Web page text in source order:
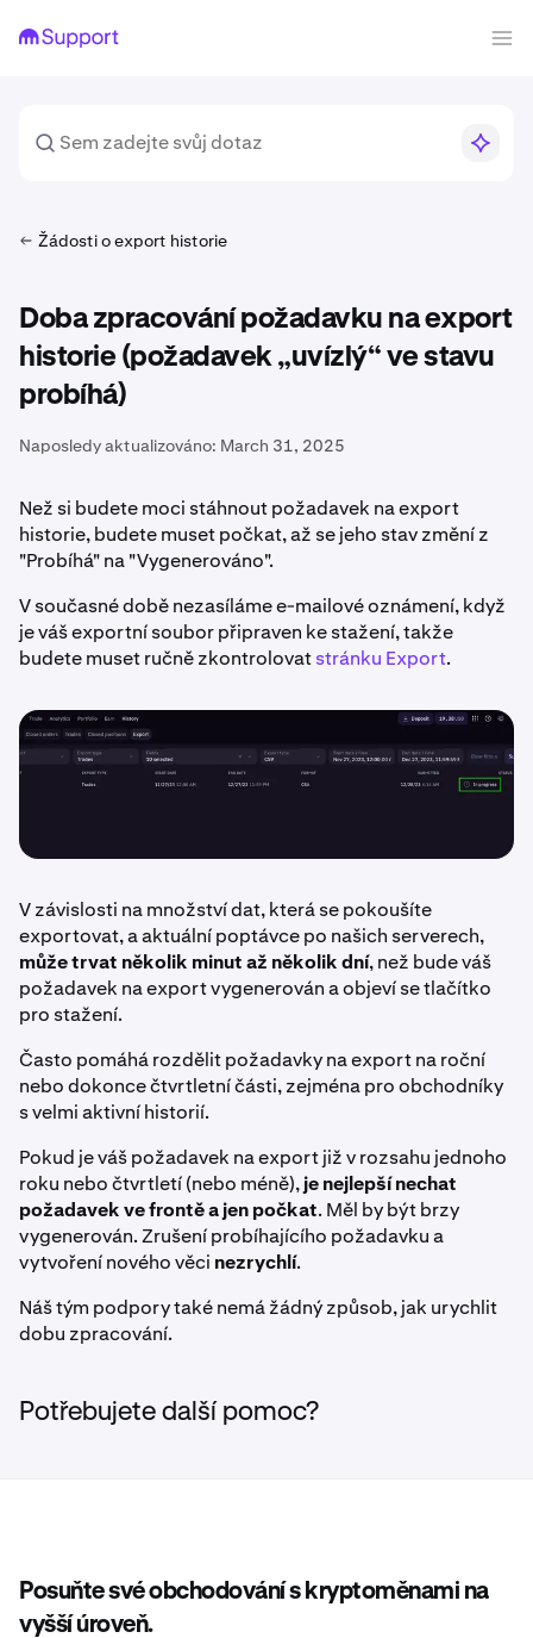
Žádosti o export historie
Doba zpracování požadavku na export
historie (požadavek „uvízlý“ ve stavu
probíhá)
Naposledy aktualizováno: March 31, 2025
Než si budete moci stáhnout požadavek na export
historie, budete muset počkat, až se jeho stav změní z
"Probíhá" na "Vygenerováno".
V současné době nezasíláme e-mailové oznámení, když
je váš exportní soubor připraven ke stažení, takže
budete muset ručně zkontrolovatstránku Export.
V závislosti na množství dat, která se pokoušíte
exportovat, a aktuální poptávce po našich serverech,
může trvat několik minut až několik dní, než bude váš
požadavek na export vygenerován a objeví se tlačítko
pro stažení.
Často pomáhá rozdělit požadavky na export na roční
nebo dokonce čtvrtletní části, zejména pro obchodníky
s velmi aktivní historií.
Pokud je váš požadavek na export již v rozsahu jednoho
roku nebo čtvrtletí (nebo méně),je nejlepší nechat
požadavek ve frontě a jen počkat. Měl by být brzy
vygenerován. Zrušení probíhajícího požadavku a
vytvoření nového věci nezrychlí.
Náš tým podpory také nemá žádný způsob, jak urychlit
dobu zpracování.
Potřebujete další pomoc?
Posuňte své obchodování s kryptoměnami na
vyšší úroveň.